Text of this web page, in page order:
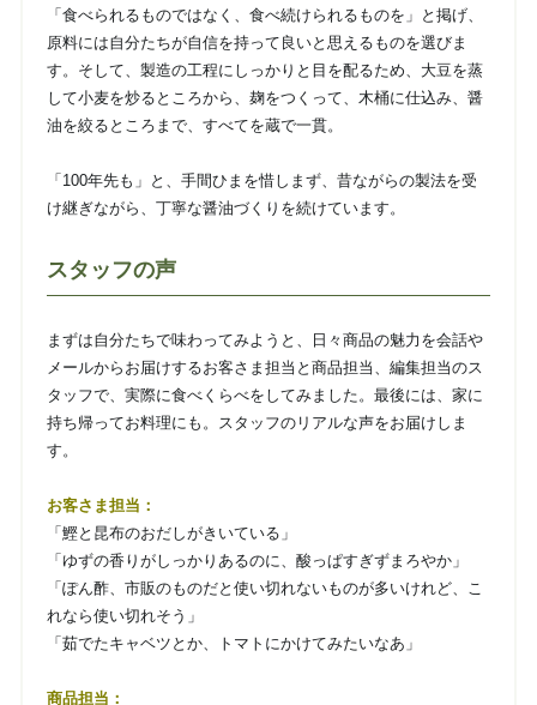
「食べられるものではなく、食べ続けられるものを」と掲げ、
原料には自分たちが自信を持って良いと思えるものを選びま
す。そして、製造の工程にしっかりと目を配るため、大豆を蒸
して小麦を炒るところから、麹をつくって、木桶に仕込み、醤
油を絞るところまで、すべてを蔵で一貫。
「100年先も」と、手間ひまを惜しまず、昔ながらの製法を受
け継ぎながら、丁寧な醤油づくりを続けています。
スタッフの声
まずは自分たちで味わってみようと、日々商品の魅力を会話や
メールからお届けするお客さま担当と商品担当、編集担当のス
タッフで、実際に食べくらべをしてみました。最後には、家に
持ち帰ってお料理にも。スタッフのリアルな声をお届けしま
す。
お客さま担当：
「鰹と昆布のおだしがきいている」
「ゆずの香りがしっかりあるのに、酸っぱすぎずまろやか」
「ぽん酢、市販のものだと使い切れないものが多いけれど、こ
れなら使い切れそう」
「茹でたキャベツとか、トマトにかけてみたいなあ」
商品担当：